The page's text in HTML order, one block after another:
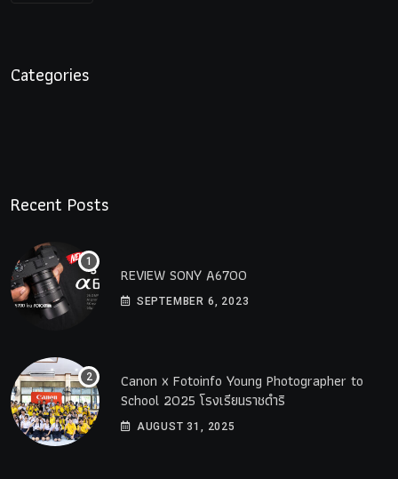
Categories
Recent Posts
REVIEW SONY A6700
SEPTEMBER 6, 2023
Canon x Fotoinfo​ Young​ Photographer to
School 2025 โรงเรียนราชดำริ
AUGUST 31, 2025